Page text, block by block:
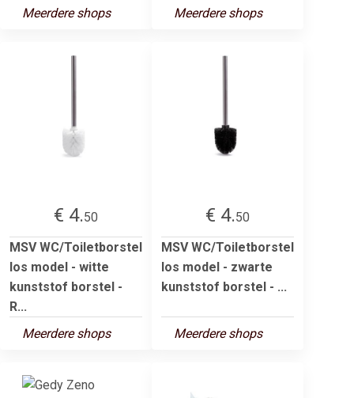
Meerdere shops Meerdere shops
€ 4.50
MSV WC/Toiletborstel
los model - witte
kunststof borstel -
R...
Meerdere shops
€ 4.50
MSV WC/Toiletborstel
los model - zwarte
kunststof borstel - ...
Meerdere shops